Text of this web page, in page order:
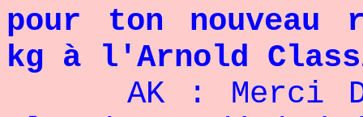
pour ton nouveau
kg à l'Arnold
AK : Merci